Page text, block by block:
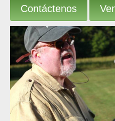
Contáctenos